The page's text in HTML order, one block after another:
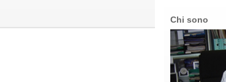
Chi sono